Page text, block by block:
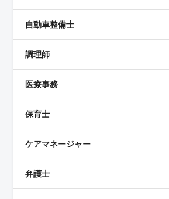
自動車整備士
調理師
医療事務
保育士
ケアマネージャー
弁護士